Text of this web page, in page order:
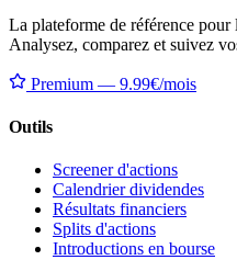
La plateforme de référence pour
Analysez, comparez et suivez
Premium — 9.99€/mois
Outils
Screener d'actions
Calendrier dividendes
Résultats financiers
Splits d'actions
Introductions en bourse